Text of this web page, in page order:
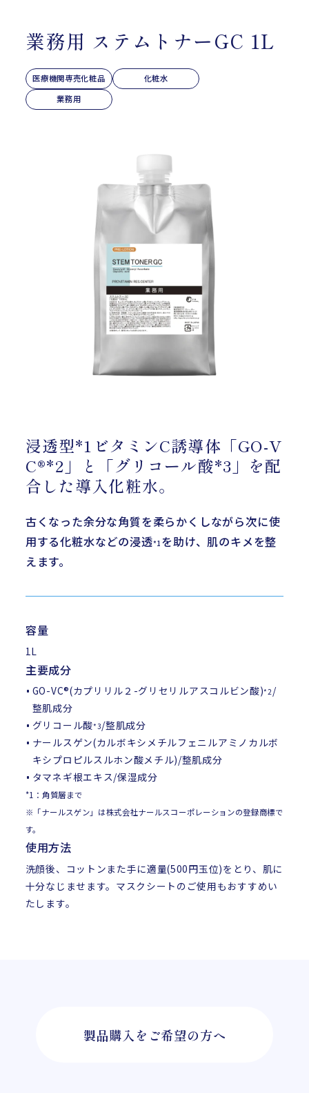
業務用 ステムトナーGC 1L
医療機関専売化粧品
化粧水
業務用
浸透型*1 ビタミンC誘導体「GO-V
C®*2 」と「グリコール酸*3 」を配
合した導入化粧水。
古くなった余分な角質を柔らかくしながら次に使
用する化粧水などの浸透*1 を助け、肌のキメを整
えます。
容量
1L
主要成分
GO-VC®(カプリリル２-グリセリルアスコルビン酸)*2/
整肌成分
グリコール酸*3/整肌成分
ナールスゲン(カルボキシメチルフェニルアミノカルボ
キシプロピルスルホン酸メチル)/整肌成分
タマネギ根エキス/保湿成分
*1：角質層まで
※「ナールスゲン」は株式会社ナールスコーポレーションの登録商標で
す。
使用方法
洗顔後、コットンまた手に適量(500円玉位)をとり、肌に
十分なじませます。マスクシートのご使用もおすすめい
たします。
製品購入をご希望の方へ